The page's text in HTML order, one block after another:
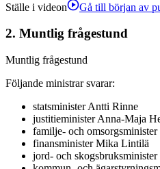
Ställe i videon Gå till början av
2. Muntlig frågestund
Muntlig frågestund
Följande ministrar svarar:
statsminister Antti Rinne
justitieminister Anna-Maja
familje- och omsorgsminister
finansminister Mika Lintilä
jord- och skogsbruksminister